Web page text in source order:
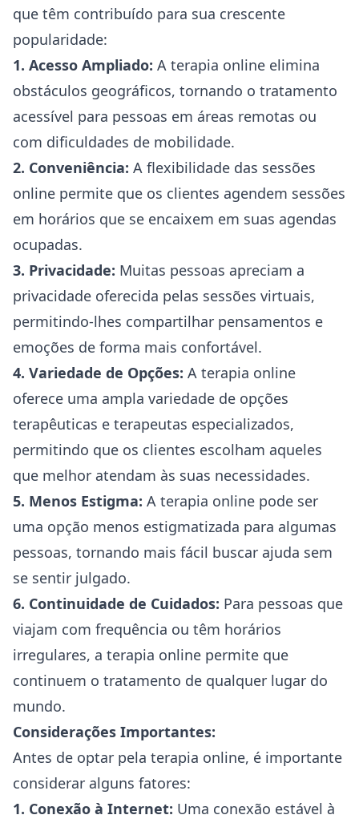
que têm contribuído para sua crescente
popularidade:
1. Acesso Ampliado: A terapia online elimina
obstáculos geográficos, tornando o tratamento
acessível para pessoas em áreas remotas ou
com dificuldades de mobilidade.
2. Conveniência: A flexibilidade das sessões
online permite que os clientes agendem sessões
em horários que se encaixem em suas agendas
ocupadas.
3. Privacidade: Muitas pessoas apreciam a
privacidade oferecida pelas sessões virtuais,
permitindo-lhes compartilhar pensamentos e
emoções de forma mais confortável.
4. Variedade de Opções: A terapia online
oferece uma ampla variedade de opções
terapêuticas e terapeutas especializados,
permitindo que os clientes escolham aqueles
que melhor atendam às suas necessidades.
5. Menos Estigma: A terapia online pode ser
uma opção menos estigmatizada para algumas
pessoas, tornando mais fácil buscar ajuda sem
se sentir julgado.
6. Continuidade de Cuidados: Para pessoas que
viajam com frequência ou têm horários
irregulares, a terapia online permite que
continuem o tratamento de qualquer lugar do
mundo.
Considerações Importantes:
Antes de optar pela terapia online, é importante
considerar alguns fatores:
1. Conexão à Internet: Uma conexão estável à